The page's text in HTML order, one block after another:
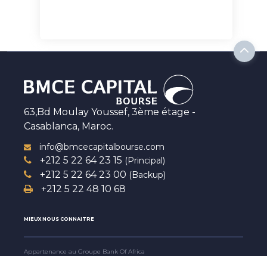
63,Bd Moulay Youssef, 3ème étage -
Casablanca, Maroc.
info@bmcecapitalbourse.com
+212 5 22 64 23 15 (Principal)
+212 5 22 64 23 00 (Backup)
+212 5 22 48 10 68
MIEUX NOUS CONNAITRE
Appartenance au Groupe Bank Of Africa